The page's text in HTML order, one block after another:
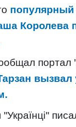
популярный
Королева
портал